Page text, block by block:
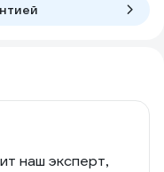
наш эксперт,